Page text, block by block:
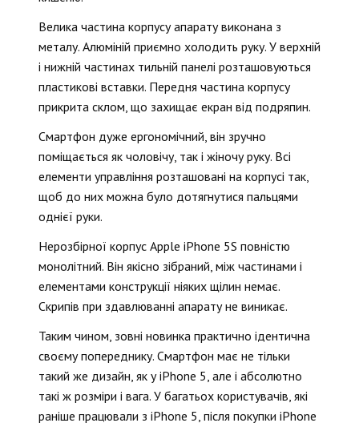
Велика частина корпусу апарату виконана з
металу. Алюміній приємно холодить руку. У верхній
і нижній частинах тильній панелі розташовуються
пластикові вставки. Передня частина корпусу
прикрита склом, що захищає екран від подряпин.
Смартфон дуже ергономічний, він зручно
поміщається як чоловічу, так і жіночу руку. Всі
елементи управління розташовані на корпусі так,
щоб до них можна було дотягнутися пальцями
однієї руки.
Нерозбірної корпус Apple iPhone 5S повністю
монолітний. Він якісно зібраний, між частинами і
елементами конструкції ніяких щілин немає.
Скрипів при здавлюванні апарату не виникає.
Таким чином, зовні новинка практично ідентична
своєму попереднику. Смартфон має не тільки
такий же дизайн, як у iPhone 5, але і абсолютно
такі ж розміри і вага. У багатьох користувачів, які
раніше працювали з iPhone 5, після покупки iPhone